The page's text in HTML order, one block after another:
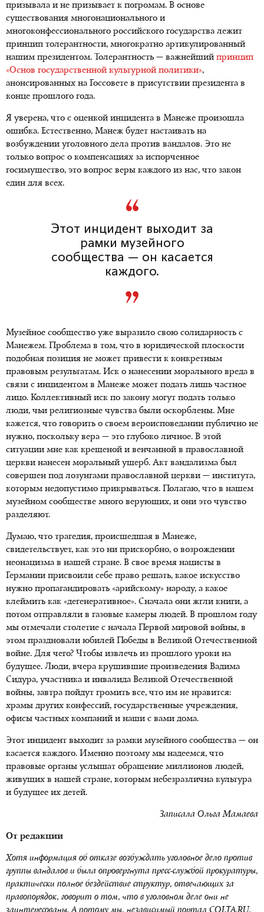
призывала и не призывает к погромам. В основе
существования многонационального и
многоконфессионального российского государства лежит
принцип толерантности, многократно артикулированный
нашим президентом. Толерантность — важнейший принцип
«Основ государственной культурной политики»,
анонсированных на Госсовете в присутствии президента в
конце прошлого года.
Я уверена, что с оценкой инцидента в Манеже произошла
ошибка. Естественно, Манеж будет настаивать на
возбуждении уголовного дела против вандалов. Это не
только вопрос о компенсациях за испорченное
госимущество, это вопрос веры каждого из нас, что закон
един для всех.
Этот инцидент выходит за
рамки музейного
сообщества — он касается
каждого.
Музейное сообщество уже выразило свою солидарность с
Манежем. Проблема в том, что в юридической плоскости
подобная позиция не может привести к конкретным
правовым результатам. Иск о нанесении морального вреда в
связи с инцидентом в Манеже может подать лишь частное
лицо. Коллективный иск по закону могут подать только
люди, чьи религиозные чувства были оскорблены. Мне
кажется, что говорить о своем вероисповедании публично не
нужно, поскольку вера — это глубоко личное. В этой
ситуации мне как крещеной и венчанной в православной
церкви нанесен моральный ущерб. Акт вандализма был
совершен под лозунгами православной церкви — института,
которым недопустимо прикрываться. Полагаю, что в нашем
музейном сообществе много верующих, и они это чувство
разделяют.
Думаю, что трагедия, происшедшая в Манеже,
свидетельствует, как это ни прискорбно, о возрождении
неонацизма в нашей стране. В свое время нацисты в
Германии присвоили себе право решать, какое искусство
нужно пропагандировать «арийскому» народу, а какое
клеймить как «дегенеративное». Сначала они жгли книги, а
потом отправляли в газовые камеры людей. В прошлом году
мы отмечали столетие с начала Первой мировой войны, в
этом праздновали юбилей Победы в Великой Отечественной
войне. Для чего? Чтобы извлечь из прошлого уроки на
будущее. Люди, вчера крушившие произведения Вадима
Сидура, участника и инвалида Великой Отечественной
войны, завтра пойдут громить все, что им не нравится:
храмы других конфессий, государственные учреждения,
офисы частных компаний и наши с вами дома.
Этот инцидент выходит за рамки музейного сообщества — он
касается каждого. Именно поэтому мы надеемся, что
правовые органы услышат обращение миллионов людей,
живущих в нашей стране, которым небезразлична культура
и будущее их детей.
Записала Ольга Мамаева
От редакции
Хотя информация об отказе возбуждать уголовное дело против
группы вандалов и была опровергнута пресс-службой прокуратуры,
практически полное бездействие структур, отвечающих за
правопорядок, говорит о том, что в уголовном деле они не